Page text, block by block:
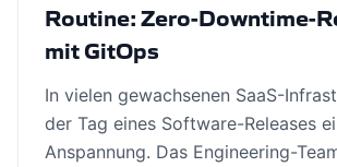
Routine: Zero-Downtime-
mit GitOps
In vielen gewachsenen SaaS-
der Tag eines Software-Releases
Anspannung. Das Engineering-